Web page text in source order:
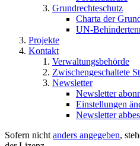
Grundrechteschutz
Charta der
UN-
Projekte
Kontakt
Verwaltungsbehörde
Zwischengeschaltete
Newsletter
Newsletter
Einstellungen
Newsletter
Sofern nichtanders angegeben,